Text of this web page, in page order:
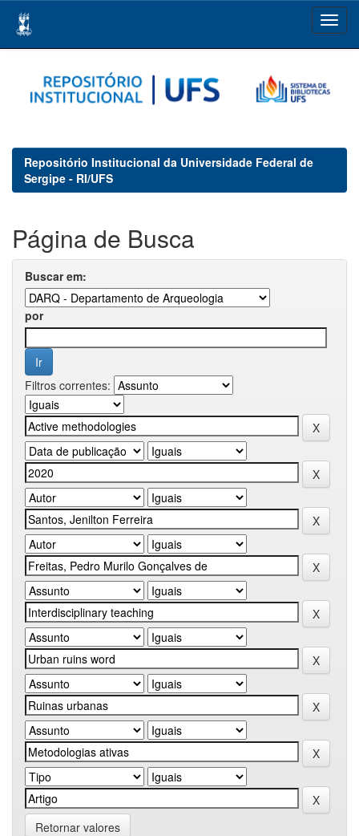
navigation
Repositório Institucional da Universidade Federal de
Sergipe - RI/UFS
Página de Busca
Buscar em:
por
Filtros correntes:
Retornar valores